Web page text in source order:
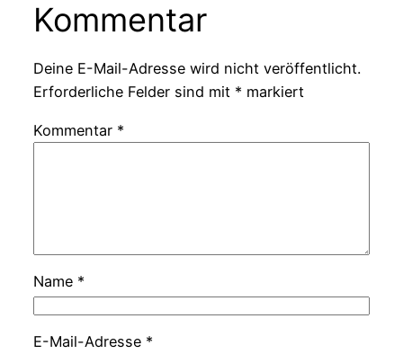
Kommentar
Deine E-Mail-Adresse wird nicht veröffentlicht.
Erforderliche Felder sind mit * markiert
Kommentar *
Name *
E-Mail-Adresse *